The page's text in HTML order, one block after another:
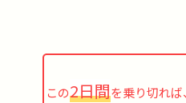
この2日間を乗り切れば、